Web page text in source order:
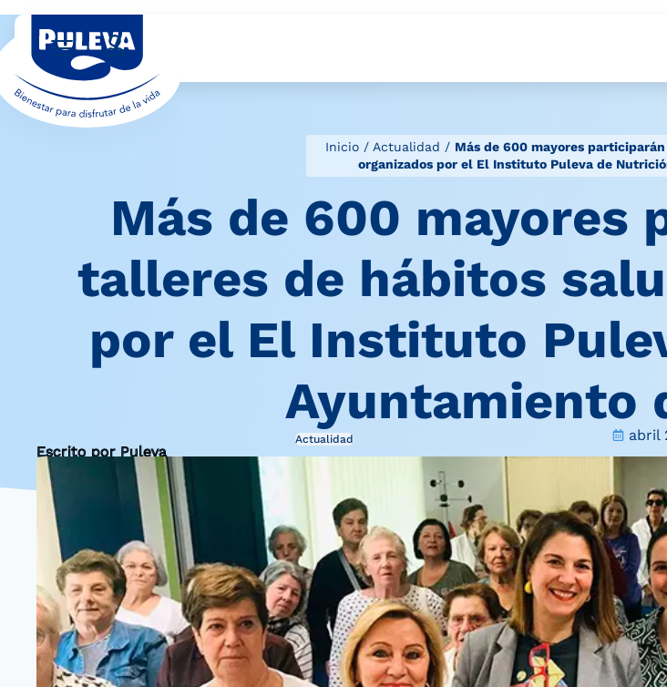
Inicio / Actualidad / Más de 600 mayores
organizados por el El Instituto Puleva de
Más de 600 mayores
talleres de hábitos
por el El Instituto
Ayuntamiento
Actualidad
Escrito por Puleva
abril